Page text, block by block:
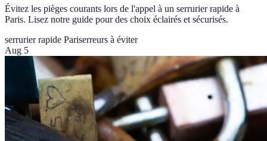
Évitez les pièges courants lors de l'appel à un serrurier rapide à
Paris. Lisez notre guide pour des choix éclairés et sécurisés.
serrurier rapide Pariserreurs à éviter
Aug 5